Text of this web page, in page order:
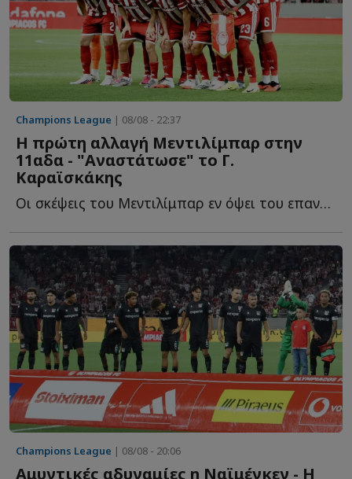
Champions League | 08/08 - 22:37
Η πρώτη αλλαγή Μεντιλίμπαρ στην
11αδα - "Αναστάτωσε" το Γ.
Καραϊσκάκης
Οι σκέψεις του Μεντιλίμπαρ εν όψει του επαναληπτικού τ...
Champions League | 08/08 - 20:06
Αμυντικές αδυναμίες η Ναϊμέγκεν - Η